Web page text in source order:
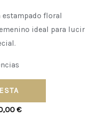
floral
ideal para lucir
€